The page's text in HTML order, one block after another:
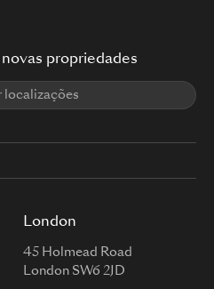
London
45 Holmead Road
London SW6 2JD
propriedades